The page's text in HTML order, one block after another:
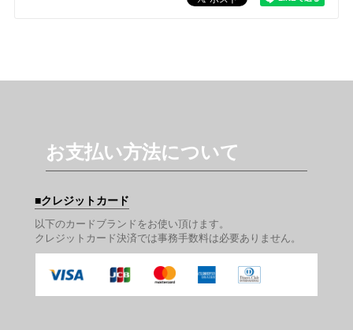
お支払い方法について
クレジットカード
以下のカードブランドをお使い頂けます。
クレジットカード決済では事務手数料は必要ありません。